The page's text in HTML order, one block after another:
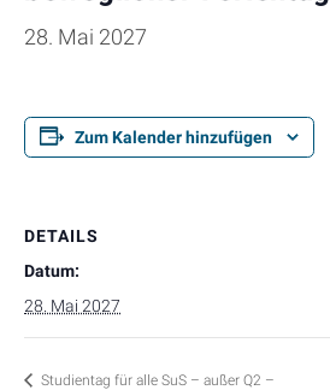
28. Mai 2027
Zum Kalender hinzufügen
DETAILS
Datum:
28. Mai 2027
Studientag für alle SuS – außer Q2 –